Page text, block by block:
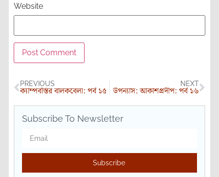
Website
PREVIOUS
ক্যাম্পবস্তির বালকবেলা: পর্ব ১৫
NEXT
উপন্যাস: আকাশপ্রদীপ: পর্ব ১৬
Subscribe To Newsletter
Subscribe